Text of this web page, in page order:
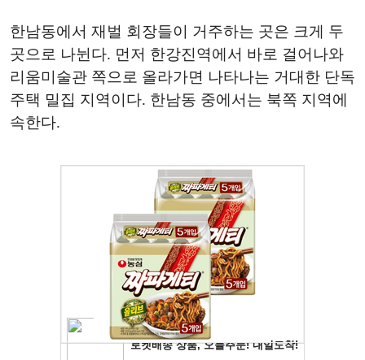
한남동에서 재벌 회장들이 거주하는 곳은 크게 두
곳으로 나뉜다. 먼저 한강진역에서 바로 걸어나와
리움미술관 쪽으로 올라가면 나타나는 거대한 단독
주택 밀집 지역이다. 한남동 중에서는 북쪽 지역에
속한다.